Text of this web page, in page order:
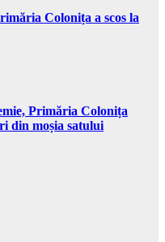
Colonița a scos la
Primăria Colonița
din moșia satului